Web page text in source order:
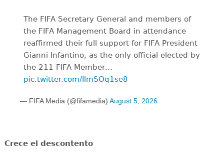
The FIFA Secretary General and members of
the FIFA Management Board in attendance
reaffirmed their full support for FIFA President
Gianni Infantino, as the only official elected by
the 211 FIFA Member…
pic.twitter.com/IlmSOq1se8
— FIFA Media (@fifamedia) August 5, 2026
Crece el descontento